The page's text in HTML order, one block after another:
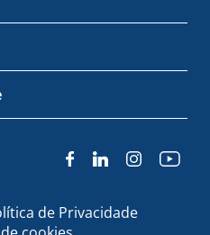
de Privacidade